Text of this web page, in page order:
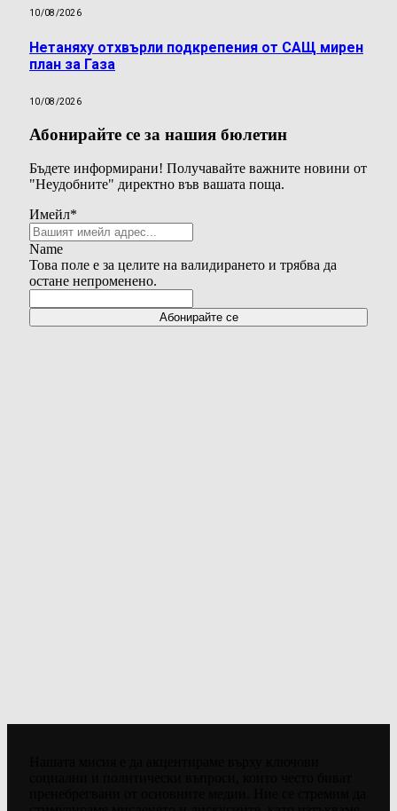
10/08/2026
Нетаняху отхвърли подкрепения от САЩ мирен
план за Газа
10/08/2026
Абонирайте се за нашия бюлетин
Бъдете информирани! Получавайте важните новини от
"Неудобните" директно във вашата поща.
Имейл*
Name
Това поле е за целите на валидирането и трябва да
остане непроменено.